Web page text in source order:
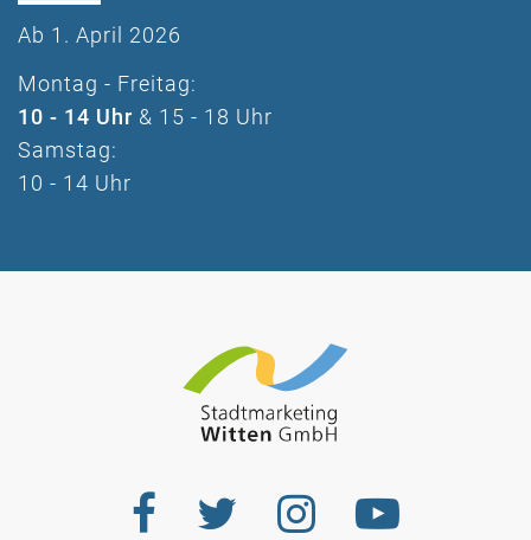
Ab 1. April 2026
Montag - Freitag:
10 - 14 Uhr & 15 - 18 Uhr
Samstag:
10 - 14 Uhr